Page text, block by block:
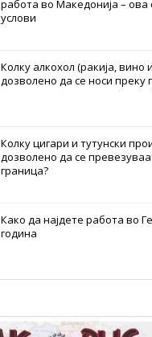
работа во Македонија – ова
услови
Колку алкохол (ракија, вино
дозволено да се носи преку
Колку цигари и тутунски
дозволено да се
граница?
Како да најдете работа во
година